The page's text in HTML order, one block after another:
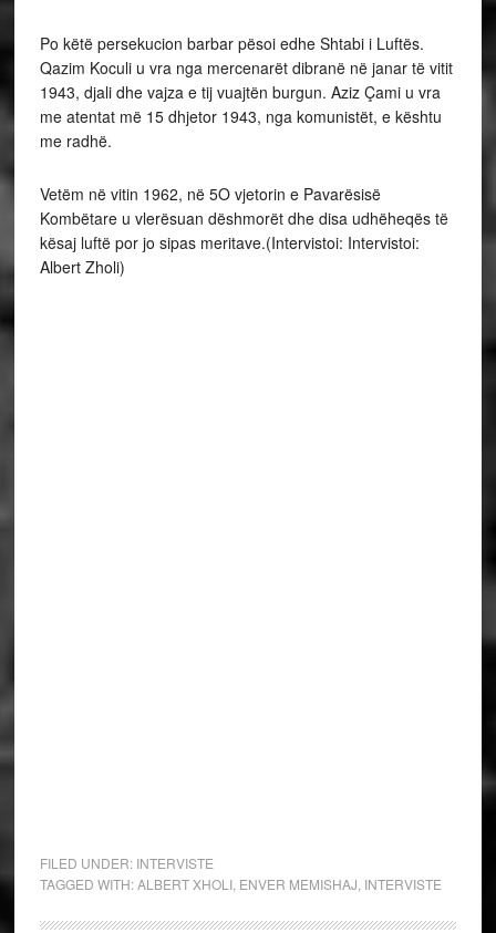
Po këtë persekucion barbar pësoi edhe Shtabi i Luftës.
Qazim Koculi u vra nga mercenarët dibranë në janar të vitit
1943, djali dhe vajza e tij vuajtën burgun. Aziz Çami u vra
me atentat më 15 dhjetor 1943, nga komunistët, e kështu
me radhë.
Vetëm në vitin 1962, në 5O vjetorin e Pavarësisë
Kombëtare u vlerësuan dëshmorët dhe disa udhëheqës të
kësaj luftë por jo sipas meritave.(Intervistoi: Intervistoi:
Albert Zholi)
FILED UNDER: INTERVISTE
TAGGED WITH:ALBERT XHOLI, ENVER MEMISHAJ INTERVISTE